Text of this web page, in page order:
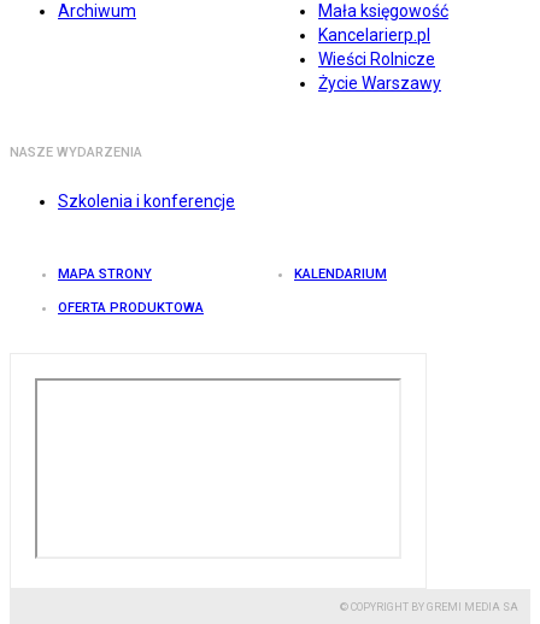
Archiwum
Mała księgowość
Kancelarierp.pl
Wieści Rolnicze
Życie Warszawy
NASZE WYDARZENIA
Szkolenia i konferencje
MAPA STRONY KALENDARIUM
OFERTA PRODUKTOWA
© COPYRIGHT BY GREMI MEDIA SA